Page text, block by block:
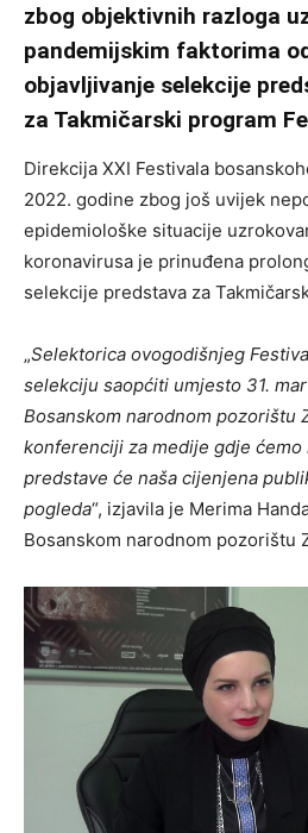
zbog objektivnih razloga
pandemijskim faktorima
objavljivanje selekcije
za Takmičarski program
Direkcija XXI Festivala
2022. godine zbog još uvijek
epidemiološke situacije
koronavirusa je prinuđena
selekcije predstava za
„Selektorica ovogodišnjeg
selekciju saopćiti umjesto 31.
Bosanskom narodnom pozorištu
konferenciji za medije gdje ćemo
predstave će naša cijenjena
pogleda“, izjavila je Merima
Bosanskom narodnom pozorištu